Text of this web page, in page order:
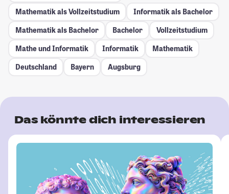
Mathematik als Vollzeitstudium
Informatik als Bachelor
Mathematik als Bachelor
Bachelor
Vollzeitstudium
Mathe und Informatik
Informatik
Mathematik
Deutschland
Bayern Augsburg
Das könnte dich interessieren